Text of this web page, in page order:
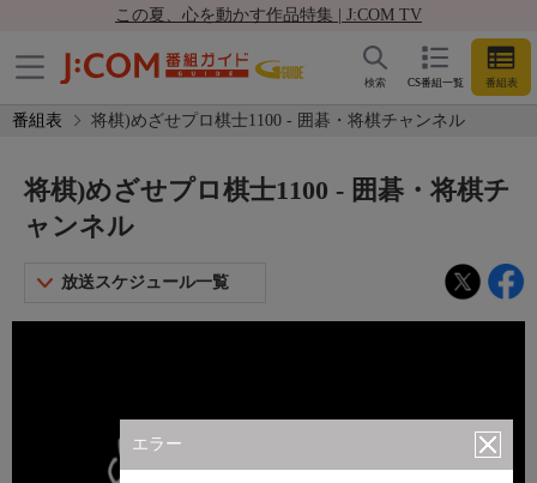
この夏、心を動かす作品特集 | J:COM TV
CS番組一覧 番組表
検索
番組表 将棋)めざせプロ棋士1100 - 囲碁・将棋チャンネル
エラー
将棋)めざせプロ棋士1100 - 囲碁・将棋チ
ャンネル
放送スケジュール一覧